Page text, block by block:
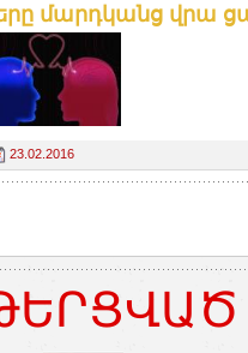
մարդկանց վրա
23.02.2016